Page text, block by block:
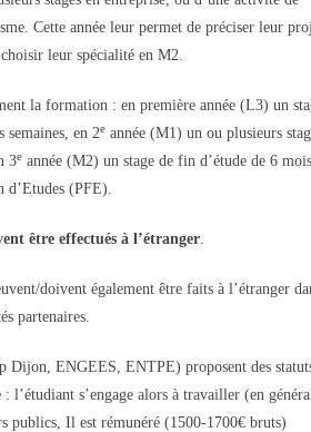
Cette année leur permet de préciser leur
leur spécialité en M2.
la formation : en première année (L3) un
semaines, en 2e année (M1) un ou plusieurs
3e année (M2) un stage de fin d’étude de 6 mois
d’Etudes (PFE).
être effectués à l’étranger.
doivent également être faits à l’étranger
partenaires.
Dijon, ENGEES, ENTPE) proposent des
: l’étudiant s’engage alors à travailler (en
publics, Il est rémunéré (1500-1700€ bruts)